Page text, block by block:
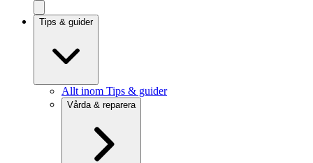
Tips & guider
Allt inom Tips & guider
Vårda & reparera